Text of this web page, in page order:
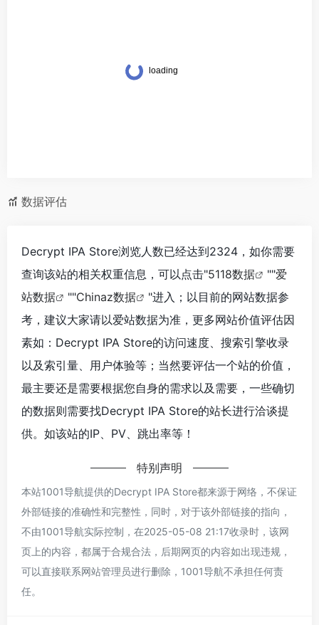
数据评估
‌Decrypt IPA Store浏览人数已经达到2324，如你需要
查询该站的相关权重信息，可以点击"5118数据 ""爱
站数据
""Chinaz数据
"进入；以目前的网站数据参
考，建议大家请以爱站数据为准，更多网站价值评估因
素如：‌Decrypt IPA Store的访问速度、搜索引擎收录
以及索引量、用户体验等；当然要评估一个站的价值，
最主要还是需要根据您自身的需求以及需要，一些确切
的数据则需要找‌Decrypt IPA Store的站长进行洽谈提
供。如该站的IP、PV、跳出率等！
特别声明
本站1001导航提供的‌Decrypt IPA Store都来源于网络，不保证
外部链接的准确性和完整性，同时，对于该外部链接的指向，
不由1001导航实际控制，在2025-05-08 21:17收录时，该网
页上的内容，都属于合规合法，后期网页的内容如出现违规，
可以直接联系网站管理员进行删除，1001导航不承担任何责
任。